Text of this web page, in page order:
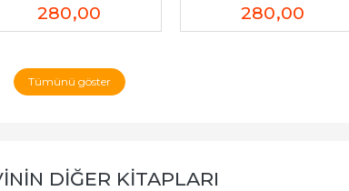
280,00 280,00
Tümünü göster
DIĞER KITAPLARI